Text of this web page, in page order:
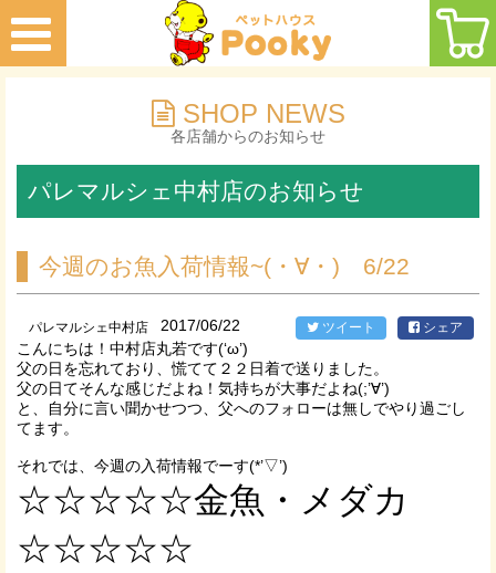
SHOP NEWS
各店舗からのお知らせ
パレマルシェ中村店のお知らせ
今週のお魚入荷情報~(・∀・) 6/22
パレマルシェ中村店 2017/06/22 ツイート シェア
こんにちは！中村店丸若です(‘ω’)
父の日を忘れており、慌てて２２日着で送りました。
父の日てそんな感じだよね！気持ちが大事だよね(;’∀’)
と、自分に言い聞かせつつ、父へのフォローは無しでやり過ごし
てます。
それでは、今週の入荷情報でーす(*’▽’)
☆☆☆☆☆金魚・メダカ
☆☆☆☆☆